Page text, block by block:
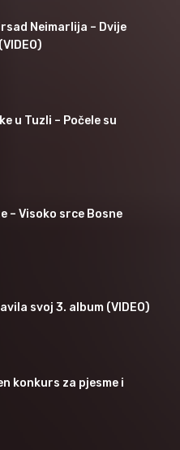
Neimarlija – Dvije
u Tuzli – Počele su
– Visoko srce Bosne
svoj 3. album (VIDEO)
konkurs za pjesme i